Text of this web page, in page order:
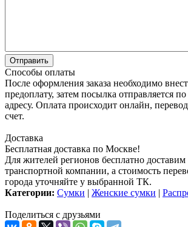
Способы оплаты
После оформления заказа необходимо
предоплату, затем посылка отправляется
адресу. Оплата происходит онлайн,
счет.
Доставка
Бесплатная доставка по Москве!
Для жителей регионов бесплатно
транспортной компании, а стоимость
города уточняйте у выбранной ТК.
Категории: Сумки | Женские сумки |
Поделиться с друзьями